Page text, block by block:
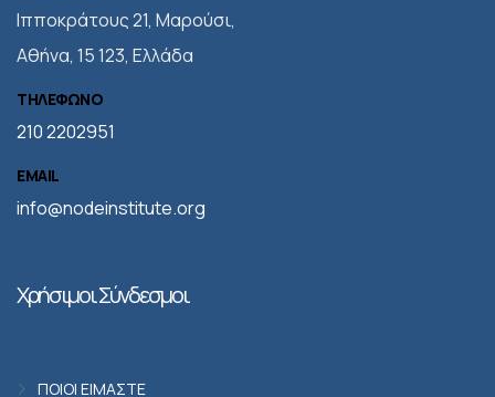
Iπποκράτους 21, Μαρούσι,
Αθήνα, 15 123, Ελλάδα
ΤΗΛΕΦΩΝΟ
210 2202951
EMAIL
info@nodeinstitute.org
Χρήσιμοι Σύνδεσμοι
ΠΟΙΟΙ ΕΙΜΑΣΤΕ